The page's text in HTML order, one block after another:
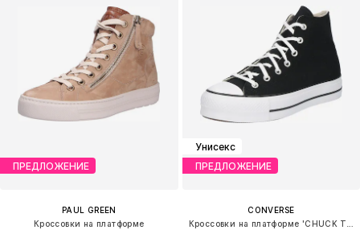
ПРЕДЛОЖЕНИЕ
PAUL GREEN
Кроссовки на платформе
Унисекс
ПРЕДЛОЖЕНИЕ
CONVERSE